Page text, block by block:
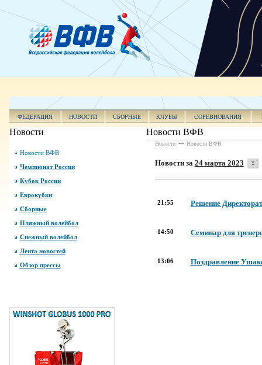
ФЕДЕРАЦИЯ НОВОСТИ СБОРНЫЕ КЛУБЫ СОРЕВНОВАНИЯ
Новости
Новости ВФВ
Чемпионат России
Кубок России
Еврокубки
Сборные
Пляжный волейбол
Снежный волейбол
Лента новостей
Обзор прессы
Новости ВФВ
Новости Новости ВФВ
Новости за 24 марта 2023
21:55 Решение
14:50 Семинар для
13:06 Поздравление